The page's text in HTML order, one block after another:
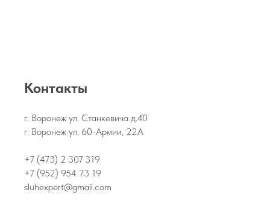
Контакты
г. Воронеж ул. Станкевича д.40
г. Воронеж ул. 60-Армии, 22А
+7 (473) 2 307 319
+7 (952) 954 73 19
sluhexpert@gmail.com